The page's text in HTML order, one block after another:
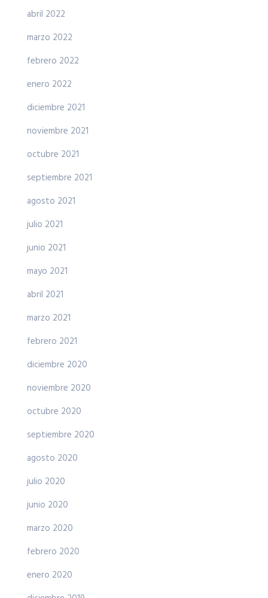
abril 2022
marzo 2022
febrero 2022
enero 2022
diciembre 2021
noviembre 2021
octubre 2021
septiembre 2021
agosto 2021
julio 2021
junio 2021
mayo 2021
abril 2021
marzo 2021
febrero 2021
diciembre 2020
noviembre 2020
octubre 2020
septiembre 2020
agosto 2020
julio 2020
junio 2020
marzo 2020
febrero 2020
enero 2020